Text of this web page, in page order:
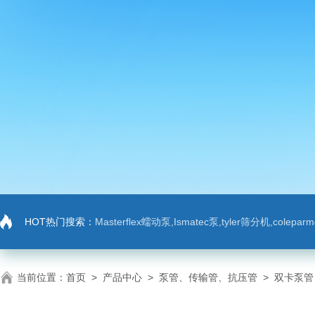
HOT热门搜索： Masterflex蠕动泵,Ismatec泵,tyler筛分机,coleparmer,注射
当前位置： 首页 > 产品中心 > 泵管、传输管、抗压管 > 双卡泵